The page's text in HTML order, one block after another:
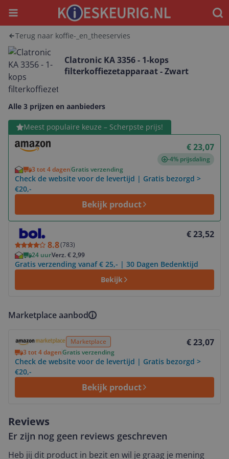
Menu
Terug naar koffie-_en_theeservies
Clatronic KA 3356 - 1-kops
filterkoffiezetapparaat - Zwart
Alle 3 prijzen en aanbieders
Meest populaire keuze – Scherpste prijs!
€ 23,07
-4% prijsdaling
3 tot 4 dagenGratis verzending
Check de website voor de levertijd | Gratis bezorgd >
€20,-
Bekijk product
Bekijk product
8.8(783)
€ 23,52
24 uurVerz. € 2,99
Gratis verzending vanaf € 25,- | 30 Dagen Bedenktijd
Bekijk
Bekijk product
Marketplace aanbod
Marketplace € 23,07
3 tot 4 dagenGratis verzending
Check de website voor de levertijd | Gratis bezorgd >
€20,-
Bekijk product
Reviews
Er zijn nog geen reviews geschreven
Heb jij dit product in bezit en wil je graag je mening